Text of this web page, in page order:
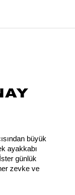
büyük
ayakkabı
günlük
zevke ve